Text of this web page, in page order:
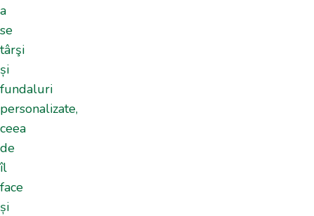
a
se
târşi
și
fundaluri
personalizate,
ceea
de
îl
face
și